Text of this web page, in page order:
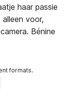
haar passie
voor,
Bénine
formats.